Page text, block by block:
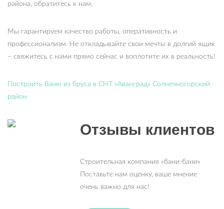
района, обратитесь к нам.
Мы гарантируем качество работы, оперативность и
профессионализм. Не откладывайте свои мечты в долгий ящик
– свяжитесь с нами прямо сейчас и воплотите их в реальность!
Построить баню из бруса в СНТ «Аванград» Солнечногорский
район
Отзывы клиентов
Строительная компания «бани-бани»
Поставьте нам оценку, ваше мнение
очень важно для нас!